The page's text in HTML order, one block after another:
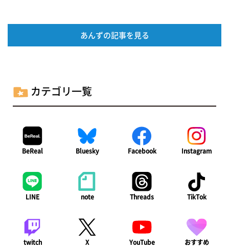
あんずの記事を見る
カテゴリ一覧
BeReal Bluesky Facebook Instagram
LINE note Threads TikTok
twitch X YouTube おすすめ